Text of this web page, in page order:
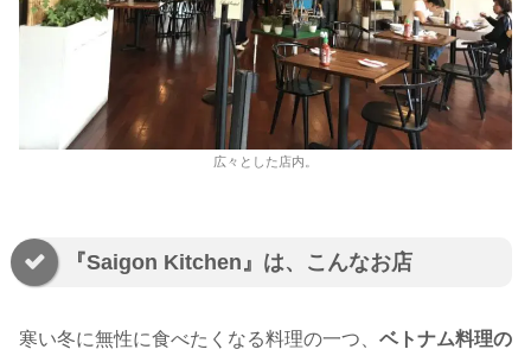
広々とした店内。
『Saigon Kitchen』は、こんなお店
寒い冬に無性に食べたくなる料理の一つ、 ベトナム料理の